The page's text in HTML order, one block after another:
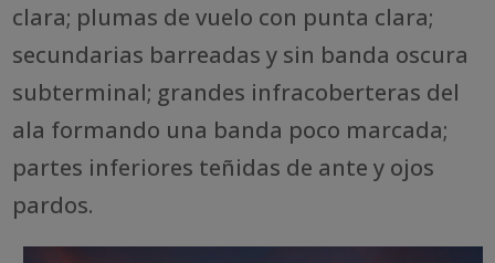
clara; plumas de vuelo con punta clara;
secundarias barreadas y sin banda oscura
subterminal; grandes infracoberteras del
ala formando una banda poco marcada;
partes inferiores teñidas de ante y ojos
pardos.